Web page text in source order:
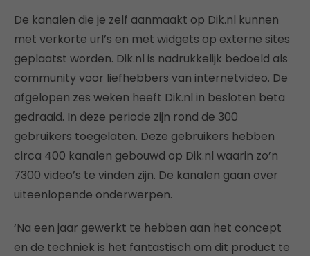
De kanalen die je zelf aanmaakt op Dik.nl kunnen
met verkorte url’s en met widgets op externe sites
geplaatst worden. Dik.nl is nadrukkelijk bedoeld als
community voor liefhebbers van internetvideo. De
afgelopen zes weken heeft Dik.nl in besloten beta
gedraaid. In deze periode zijn rond de 300
gebruikers toegelaten. Deze gebruikers hebben
circa 400 kanalen gebouwd op Dik.nl waarin zo’n
7300 video’s te vinden zijn. De kanalen gaan over
uiteenlopende onderwerpen.
‘Na een jaar gewerkt te hebben aan het concept
en de techniek is het fantastisch om dit product te